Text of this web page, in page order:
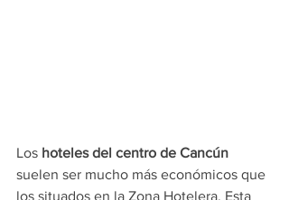
Los hoteles del centro de Cancún
suelen ser mucho más económicos que
los situados en la Zona Hotelera. Esta